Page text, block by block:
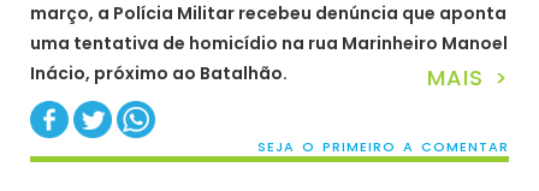
março, a Polícia Militar recebeu denúncia que aponta
uma tentativa de homicídio na rua Marinheiro Manoel
Inácio, próximo ao Batalhão.
MAIS >
SEJA O PRIMEIRO A COMENTAR